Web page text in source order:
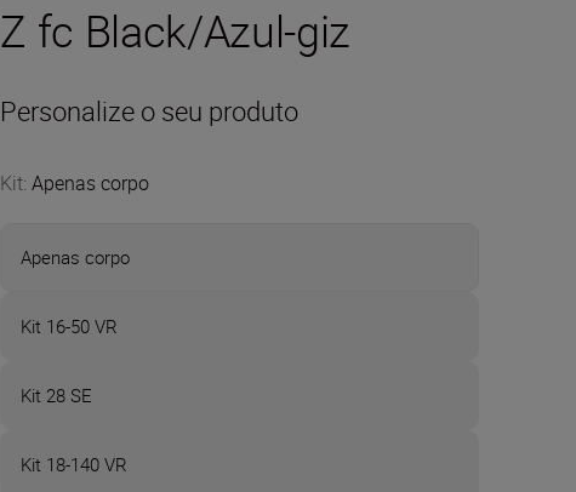
Z fc Black/Azul-giz
Personalize o seu produto
Kit:Apenas corpo
Apenas corpo
Kit 16-50 VR
Kit 28 SE
Kit 18-140 VR